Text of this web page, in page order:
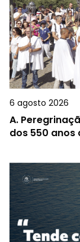
6 agosto 2026
A.
dos 550 anos